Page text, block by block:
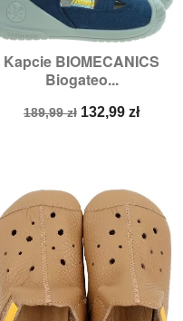
Kapcie BIOMECANICS
Biogateo...
Cena
189,99 zł Cena
132,99 zł